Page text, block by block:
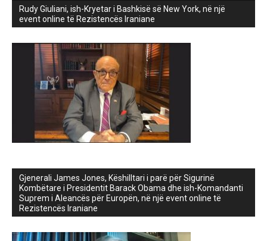
Rudy Giuliani, ish-Kryetar i Bashkisë së New York, në një
event online të Rezistencës Iraniane
Gjenerali James Jones, Këshilltari i parë për Sigurinë
Kombëtare i Presidentit Barack Obama dhe ish-Komandanti
Suprem i Aleancës për Europën, në një event online të
Rezistencës Iraniane